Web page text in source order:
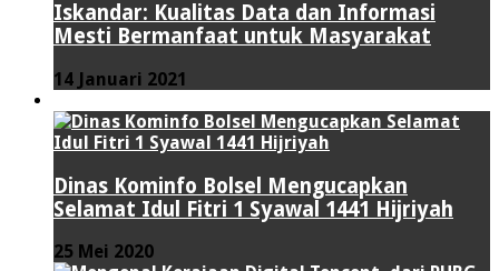
Iskandar: Kualitas Data dan Informasi
Mesti Bermanfaat untuk Masyarakat
14 Januari 2021
Dinas Kominfo Bolsel Mengucapkan
Selamat Idul Fitri 1 Syawal 1441 Hijriyah
25 Mei 2020